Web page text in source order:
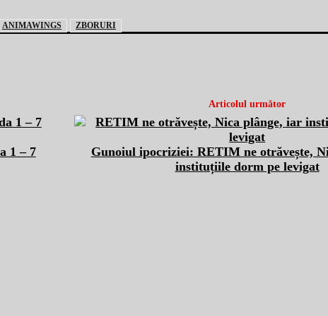
ANIMAWINGS ZBORURI
1 – 7
Articolul următor
Gunoiul ipocriziei: RETIM ne otrăvește,
instituțiile dorm pe levigat